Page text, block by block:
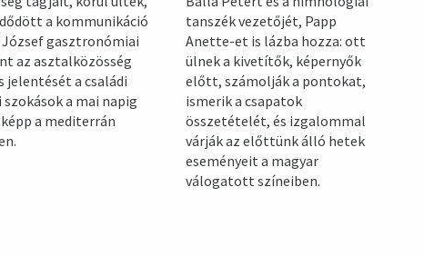
a kommunikáció
József gasztronómiai
az asztalközösség
jelentését a családi
a mai napig
a mediterrán
tanszék vezetőjét, Papp
Anette-et is lázba hozza: ott
ülnek a kivetítők, képernyők
előtt, számolják a pontokat,
ismerik a csapatok
összetételét, és izgalommal
várják az előttünk álló hetek
eseményeit a magyar
válogatott színeiben.